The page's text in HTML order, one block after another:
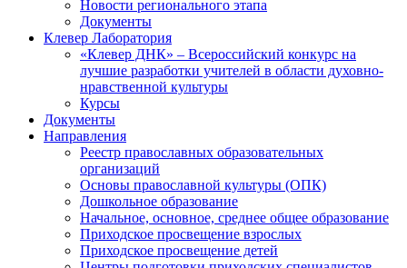
Новости регионального этапа
Документы
Клевер Лаборатория
«Клевер ДНК» – Всероссийский конкурс на
лучшие разработки учителей в области духовно-
нравственной культуры
Курсы
Документы
Направления
Реестр православных образовательных
организаций
Основы православной культуры (ОПК)
Дошкольное образование
Начальное, основное, среднее общее образование
Приходское просвещение взрослых
Приходское просвещение детей